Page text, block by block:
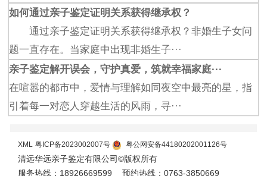
如何通过亲子鉴定证明关系获得继承权？
通过亲子鉴定证明关系获得继承权？非婚生子女问
题一直存在。当家庭中出现非婚生子···
亲子鉴定解开误会，守护真爱，筑就幸福家庭···
在喧嚣的都市中，爱情与理解如同夜空中最亮的星，指
引着每一对恋人穿越生活的风雨，寻···
XML 粤ICP备2023002007号 粤公网安备44180202001126号
清远华远亲子鉴定有限公司©版权所有
服务热线：18926669599
预约热线：0763-3850669